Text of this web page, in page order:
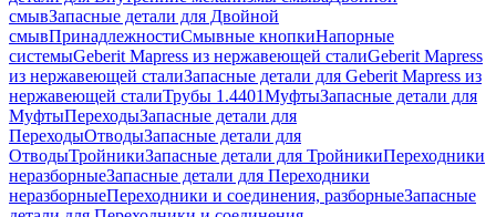
смывЗапасные детали для Двойной
смывПринадлежностиСмывные кнопкиНапорные
системыGeberit Mapress из нержавеющей сталиGeberit Mapress
из нержавеющей сталиЗапасные детали для Geberit Mapress из
нержавеющей сталиТрубы 1.4401МуфтыЗапасные детали для
МуфтыПереходыЗапасные детали для
ПереходыОтводыЗапасные детали для
ОтводыТройникиЗапасные детали для ТройникиПереходники
неразборныеЗапасные детали для Переходники
неразборныеПереходники и соединения, разборныеЗапасные